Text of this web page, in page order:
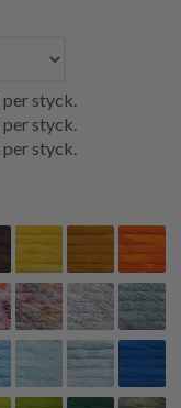
per styck.
per styck.
per styck.